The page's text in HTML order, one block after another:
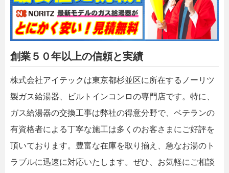
創業５０年以上の信頼と実績
株式会社アイテックは東京都杉並区に所在するノーリツ
製ガス給湯器、ビルトインコンロの専門店です。特に、
ガス給湯器の交換工事は弊社の得意分野で、ベテランの
有資格者による丁寧な施工は多くのお客さまにご好評を
頂いております。豊富な在庫を取り揃え、急なお湯のト
ラブルに迅速に対応いたします。ぜひ、お気軽にご相談